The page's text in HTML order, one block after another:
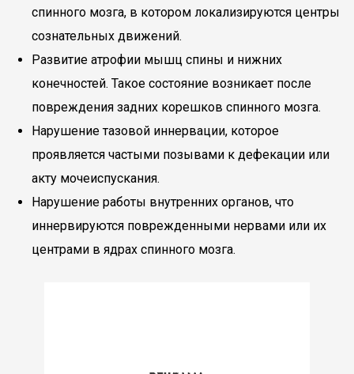
спинного мозга, в котором локализируются центры
сознательных движений.
Развитие атрофии мышц спины и нижних
конечностей. Такое состояние возникает после
повреждения задних корешков спинного мозга.
Нарушение тазовой иннервации, которое
проявляется частыми позывами к дефекации или
акту мочеиспускания.
Нарушение работы внутренних органов, что
иннервируются поврежденными нервами или их
центрами в ядрах спинного мозга.